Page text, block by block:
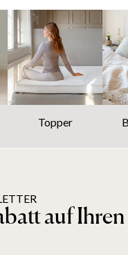
Topper
auf Ihren